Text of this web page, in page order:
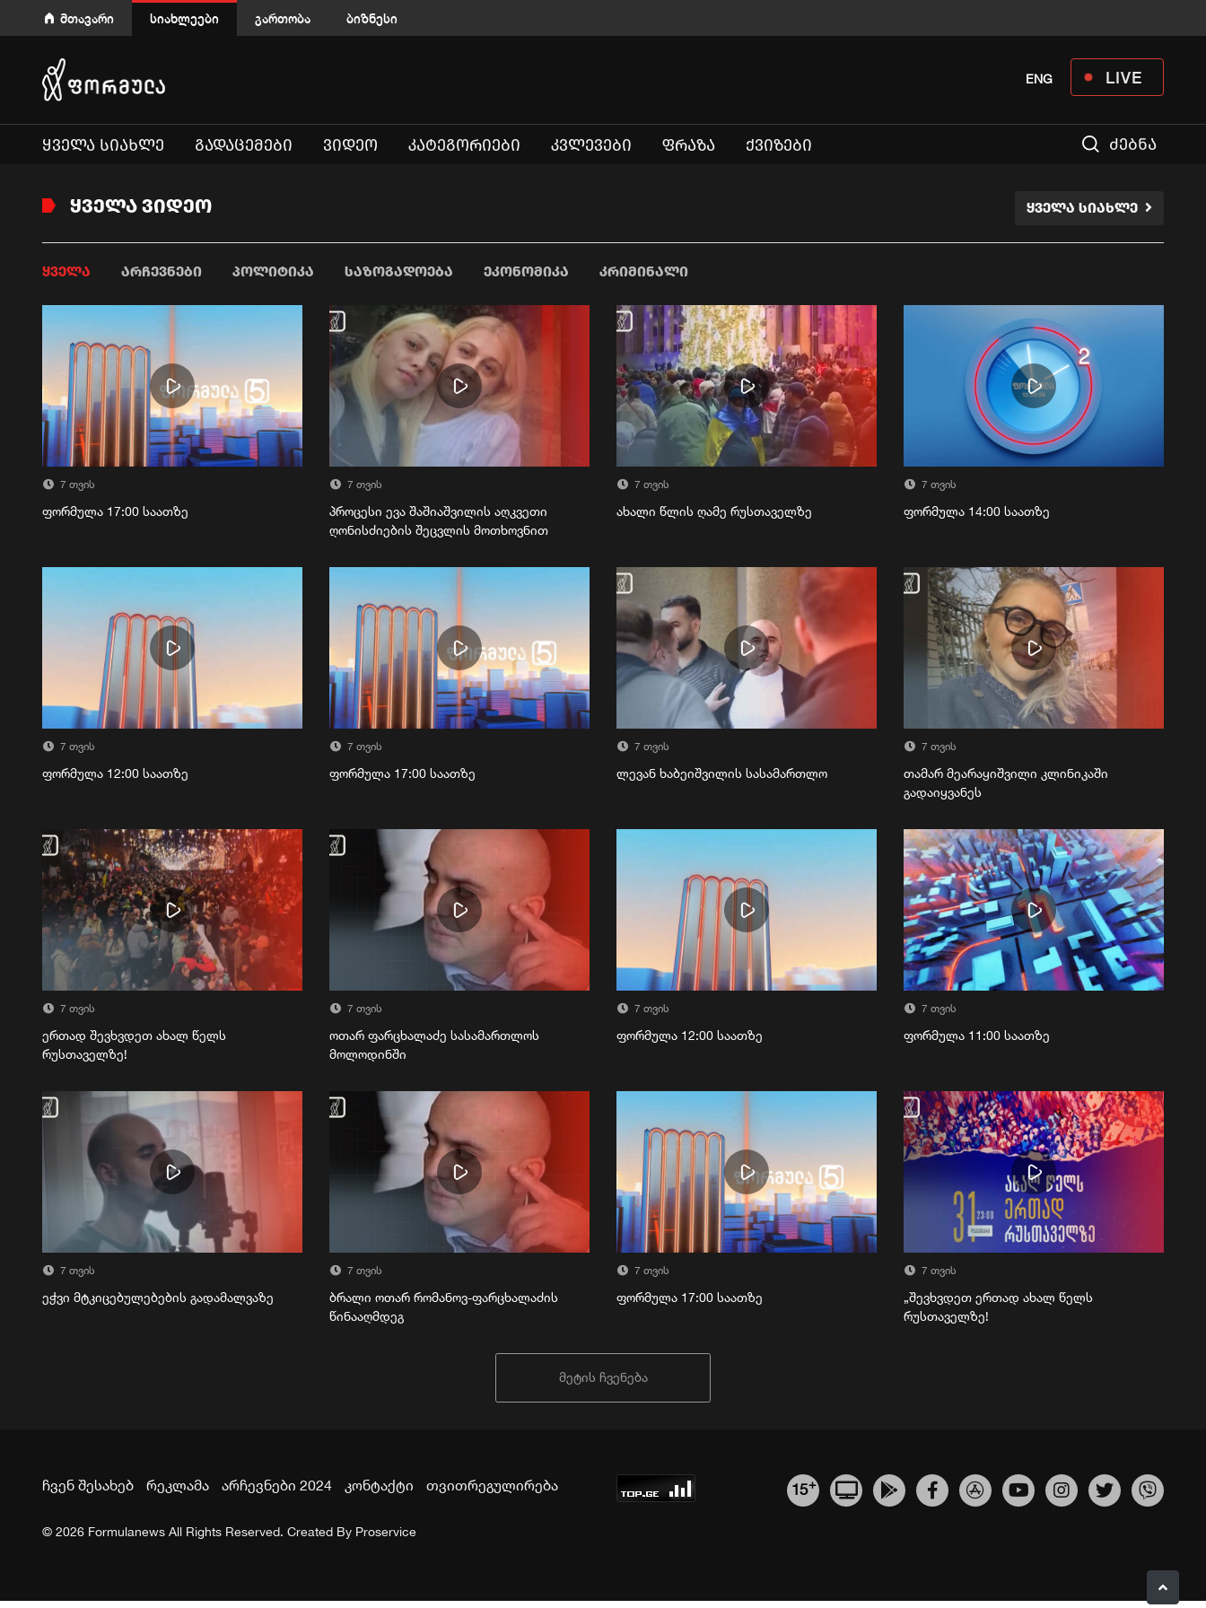
მთავარი სიახლეები გართობა ბიზნესი
LIVE
ENG
ᲧᲕᲔᲚᲐ ᲡᲘᲐᲮᲚᲔ ᲒᲐᲓᲐᲪᲔᲛᲔᲑᲘ ᲕᲘᲓᲔᲝ ᲙᲐᲢᲔᲒᲝᲠᲘᲔᲑᲘ ᲙᲕᲚᲔᲕᲔᲑᲘ ᲤᲠᲐᲖᲐ ᲥᲕᲘᲖᲔᲑᲘ ძებნა
ᲧᲕᲔᲚᲐ ᲕᲘᲓᲔᲝ ᲧᲕᲔᲚᲐ ᲡᲘᲐᲮᲚᲔ
ᲧᲕᲔᲚᲐ ᲐᲠᲩᲔᲕᲜᲔᲑᲘ ᲞᲝᲚᲘᲢᲘᲙᲐ ᲡᲐᲖᲝᲒᲐᲓᲝᲔᲑᲐ ᲔᲙᲝᲜᲝᲛᲘᲙᲐ ᲙᲠᲘᲛᲘᲜᲐᲚᲘ
7 თვის
ფორმულა 17:00 საათზე
7 თვის
პროცესი ევა შაშიაშვილის აღკვეთი
ღონისძიების შეცვლის მოთხოვნით
7 თვის
ახალი წლის ღამე რუსთაველზე
7 თვის
ფორმულა 14:00 საათზე
7 თვის
ფორმულა 12:00 საათზე
7 თვის
ფორმულა 17:00 საათზე
7 თვის
ლევან ხაბეიშვილის სასამართლო
7 თვის
თამარ მეარაყიშვილი კლინიკაში
გადაიყვანეს
7 თვის
ერთად შევხვდეთ ახალ წელს
რუსთაველზე!
7 თვის
ოთარ ფარცხალაძე სასამართლოს
მოლოდინში
7 თვის
ფორმულა 12:00 საათზე
7 თვის
ფორმულა 11:00 საათზე
7 თვის
ეჭვი მტკიცებულებების გადამალვაზე
7 თვის
ბრალი ოთარ რომანოვ-ფარცხალაძის
წინააღმდეგ
7 თვის
ფორმულა 17:00 საათზე
7 თვის
„შევხვდეთ ერთად ახალ წელს
რუსთაველზე!
მეტის ჩვენება
ჩვენ შესახებ რეკლამა არჩევნები 2024 კონტაქტი თვითრეგულირება 15+
© 2026 Formulanews All Rights Reserved. Created By Proservice